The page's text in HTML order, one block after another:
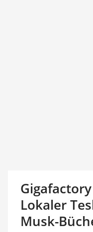
Lokaler
Musk-